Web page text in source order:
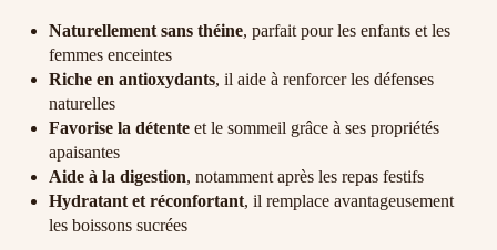
Naturellement sans théine, parfait pour les enfants et les
femmes enceintes
Riche en antioxydants, il aide à renforcer les défenses
naturelles
Favorise la détente et le sommeil grâce à ses propriétés
apaisantes
Aide à la digestion, notamment après les repas festifs
Hydratant et réconfortant, il remplace avantageusement
les boissons sucrées